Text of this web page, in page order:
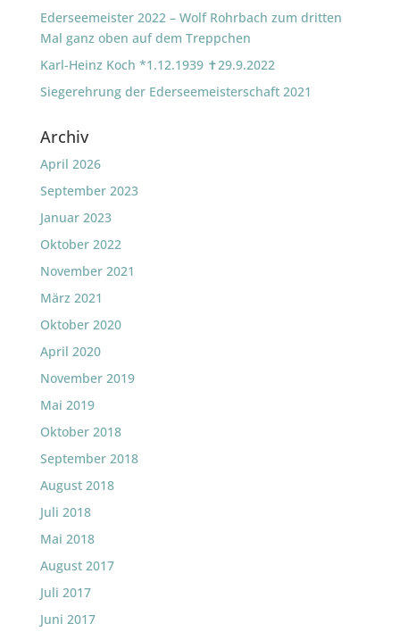
Ederseemeister 2022 – Wolf Rohrbach zum dritten
Mal ganz oben auf dem Treppchen
Karl-Heinz Koch *1.12.1939 ✝29.9.2022
Siegerehrung der Ederseemeisterschaft 2021
Archiv
April 2026
September 2023
Januar 2023
Oktober 2022
November 2021
März 2021
Oktober 2020
April 2020
November 2019
Mai 2019
Oktober 2018
September 2018
August 2018
Juli 2018
Mai 2018
August 2017
Juli 2017
Juni 2017